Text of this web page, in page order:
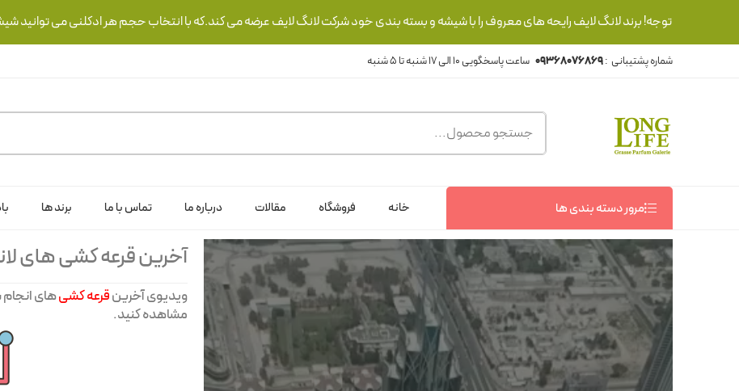
توجه! برند لانگ لایف رایحه های معروف را با شیشه و بسته بندی خود شرکت لانگ لایف عرضه می کند.که با انتخاب حجم هر ادکلنی می توانید
شماره پشتیبانی :09368076869
مرور دسته بندی ها خانه فروشگاه مقالات درباره ما تماس با ما برند ها
آخرین قرعه کشی های
ویدیوی آخرینقرعه کشیهای
مشاهده کنید.